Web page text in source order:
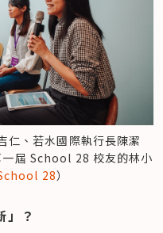
仁、若水國際執行長陳潔
屆 School 28 校友的林小
28）
？